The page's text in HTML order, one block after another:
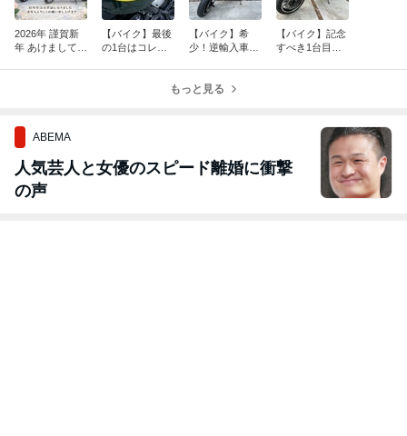
2026年 謹賀新
年 あけましてお
【バイク】最後
の1台はコレ
【バイク】希
少！逆輸入車！
玉カラー！【在
【バイク】記念
すべき1台目の
もっと見る
ABEMA
人気芸人と女優のスピード離婚に衝撃
の声